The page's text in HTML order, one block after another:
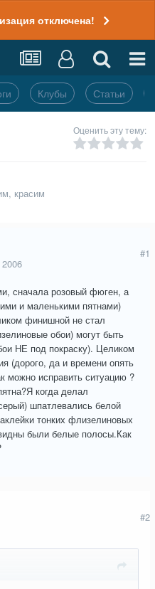
отключена!
Клубы Статьи
Оценить эту тему:
красим
#1
сначала розовый фюген, а
и маленькими пятнами)
финишной не стал
обои) могут быть
НЕ под покраску). Целиком
(дорого, да и времени опять
можно исправить ситуацию ?
когда делал
шпатлевались белой
тонких флизелиновых
были белые полосы.Как
#2